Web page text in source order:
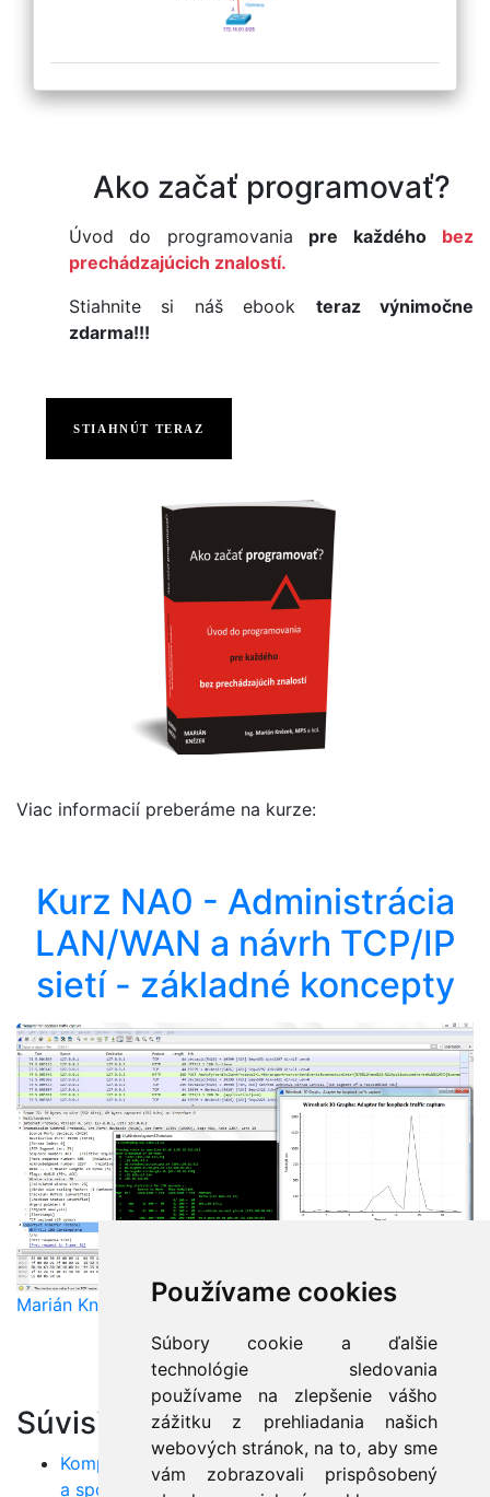
Používame cookies
Súbory cookie a ďalšie
technológie sledovania
používame na zlepšenie vášho
zážitku z prehliadania našich
webových stránok, na to, aby sme
vám zobrazovali prispôsobený
Ako začať programovať?
Úvod do programovania pre každého
bez
prechádzajúcich znalostí.
Stiahnite si náš ebook teraz výnimočne
zdarma!!!
STIAHNÚT TERAZ
Viac informacií preberáme na kurze:
Kurz NA0 - Administrácia
LAN/WAN a návrh TCP/IP
sietí - základné koncepty
Marián Knězek
Súvisiace články:
Komplexná analýza QoS parametrov: Šírka pásma
a spoľahlivosť